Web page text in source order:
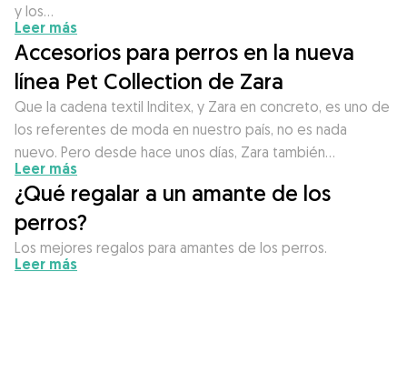
y los…
Leer más
Accesorios para perros en la nueva
línea Pet Collection de Zara
Que la cadena textil Inditex, y Zara en concreto, es uno de
los referentes de moda en nuestro país, no es nada
nuevo. Pero desde hace unos días, Zara también…
Leer más
¿Qué regalar a un amante de los
perros?
Los mejores regalos para amantes de los perros.
Leer más